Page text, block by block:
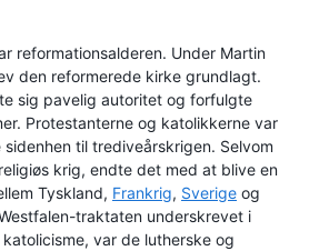
reformationsalderen. Under Martin
den reformerede kirke grundlagt.
sig pavelig autoritet og forfulgte
Protestanterne og katolikkerne var
til trediveårskrigen. Selvom
krig, endte det med at blive en
Tyskland, Frankrig, Sverige og
traktaten underskrevet i
var de lutherske og